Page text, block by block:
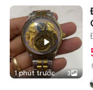
1 phút trước 3